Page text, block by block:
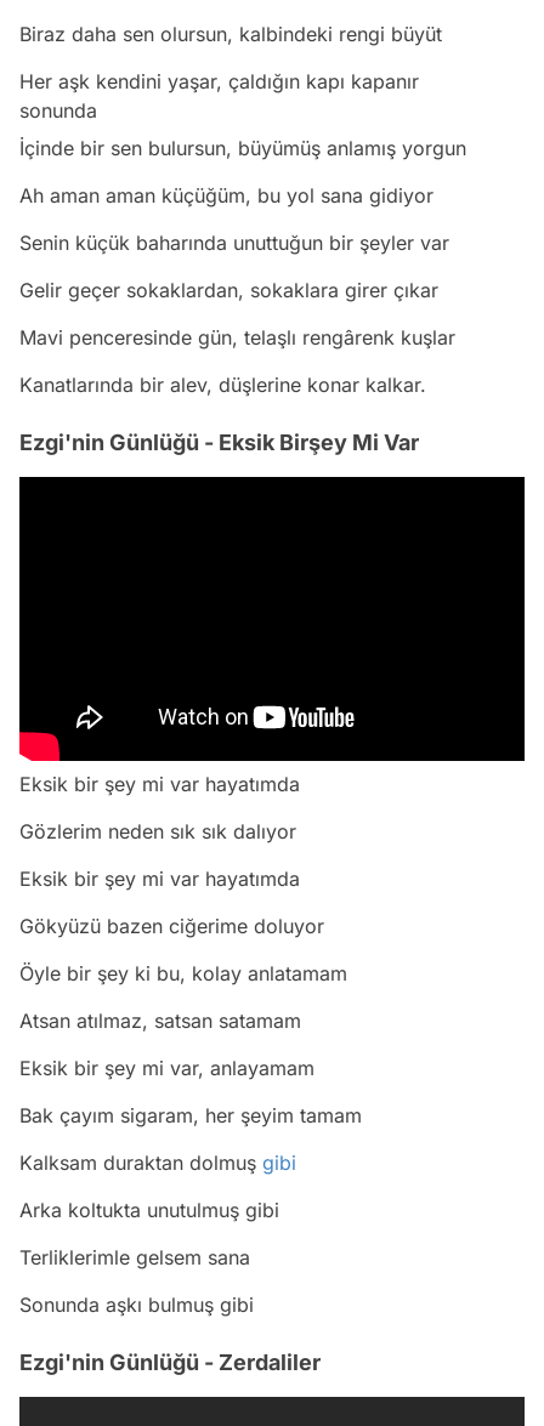
Biraz daha sen olursun, kalbindeki rengi büyüt
Her aşk kendini yaşar, çaldığın kapı kapanır
sonunda
İçinde bir sen bulursun, büyümüş anlamış yorgun
Ah aman aman küçüğüm, bu yol sana gidiyor
Senin küçük baharında unuttuğun bir şeyler var
Gelir geçer sokaklardan, sokaklara girer çıkar
Mavi penceresinde gün, telaşlı rengârenk kuşlar
Kanatlarında bir alev, düşlerine konar kalkar.
Ezgi'nin Günlüğü - Eksik Birşey Mi Var
Eksik bir şey mi var hayatımda
Gözlerim neden sık sık dalıyor
Eksik bir şey mi var hayatımda
Gökyüzü bazen ciğerime doluyor
Öyle bir şey ki bu, kolay anlatamam
Atsan atılmaz, satsan satamam
Eksik bir şey mi var, anlayamam
Bak çayım sigaram, her şeyim tamam
Kalksam duraktan dolmuş gibi
Arka koltukta unutulmuş gibi
Terliklerimle gelsem sana
Sonunda aşkı bulmuş gibi
Ezgi'nin Günlüğü - Zerdaliler